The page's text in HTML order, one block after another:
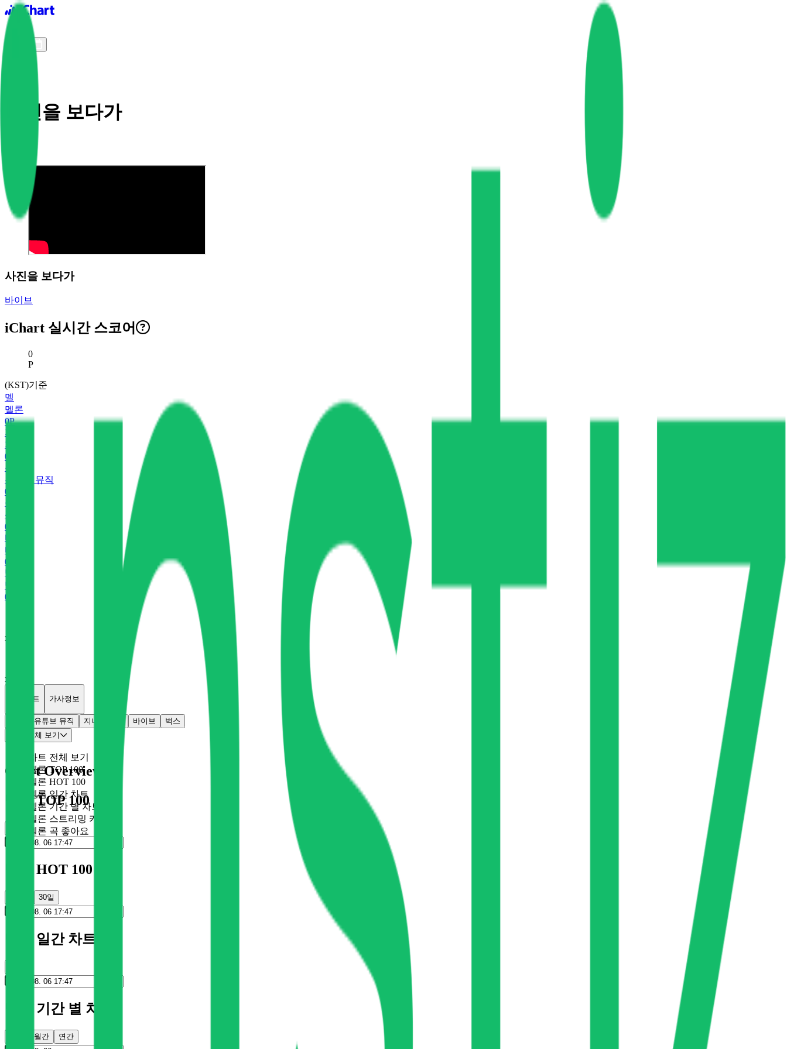
iChart logo
사진을 보다가
사진을 보다가
바이브
iChart 실시간 스코어
현재 스코어
0
P
(KST)기준
멜
멜론
0P
지
지니
0
유
유튜브 뮤직
0
플
플로
0
바
바이브
0
벅
벅스
0
x
x
개별차트 가사정보
유튜브 뮤직 지니 바이브
벅스
차트 전체 보기
차트 전체 보기
멜론 TOP 100
멜론 HOT 100
멜론 일간 차트
멜론 기간 별 차트
멜론 스트리밍 카드
멜론 곡 좋아요
Chart Overview
멜론 TOP 100
멜론 HOT 100
30일
멜론 일간 차트
멜론 기간 별 차트
월간 연간